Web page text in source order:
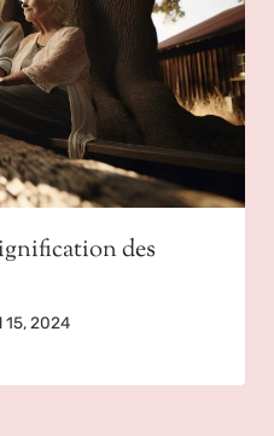
des
15, 2024